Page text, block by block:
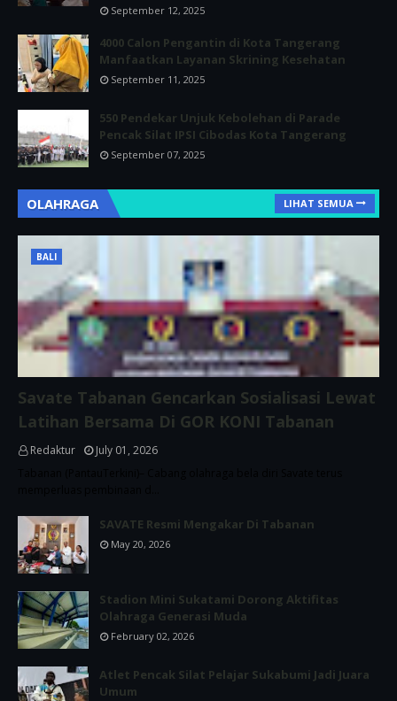
September 12, 2025
4000 Calon Pengantin di Kota Tangerang
Manfaatkan Layanan Skrining Kesehatan
September 11, 2025
550 Pendekar Unjuk Kebolehan di Parade
Pencak Silat IPSI Cibodas Kota Tangerang
September 07, 2025
OLAHRAGA LIHAT SEMUA
BALI
Savate Tabanan Gencarkan Sosialisasi Lewat
Latihan Bersama Di GOR KONI Tabanan
Redaktur
July 01, 2026
SAVATE Resmi Mengakar Di Tabanan
May 20, 2026
Stadion Mini Sukatami Dorong Aktifitas
Olahraga Generasi Muda
February 02, 2026
Atlet Pencak Silat Pelajar Sukabumi Jadi Juara
Umum